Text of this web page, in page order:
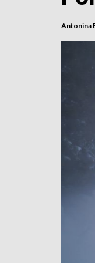
Antonina